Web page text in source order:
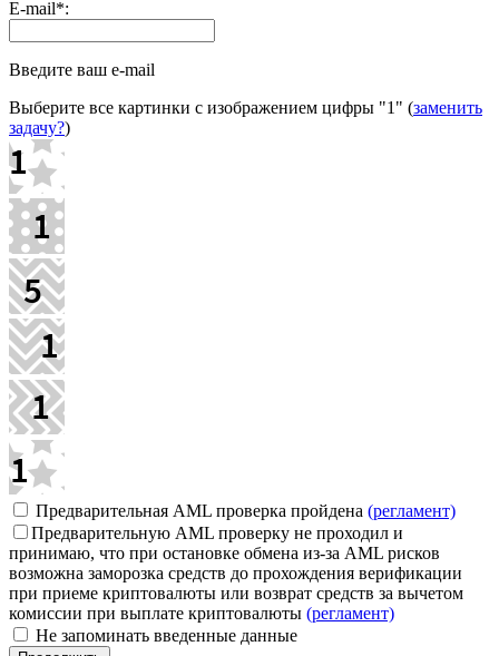
E-mail*:
Введите ваш e-mail
Выберите все картинки с изображением цифры "1" (заменить
задачу?)
Предварительная AML проверка пройдена (регламент)
Предварительную AML проверку не проходил и
принимаю, что при остановке обмена из-за AML рисков
возможна заморозка средств до прохождения верификации
при приеме криптовалюты или возврат средств за вычетом
комиссии при выплате криптовалюты (регламент)
Не запоминать введенные данные